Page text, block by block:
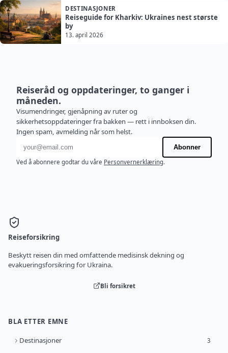
DESTINASJONER
Reiseguide for Kharkiv: Ukraines nest største
by
13. april 2026
Reiseråd og oppdateringer, to ganger i
måneden.
Visumendringer, gjenåpning av ruter og
sikkerhetsoppdateringer fra bakken — rett i innboksen din.
Ingen spam, avmelding når som helst.
E-postadresse
Abonner
Ved å abonnere godtar du våre Personvernerklæring.
Reiseforsikring
Beskytt reisen din med omfattende medisinsk dekning og
evakueringsforsikring for Ukraina.
Bli forsikret
BLA ETTER EMNE
Destinasjoner 3